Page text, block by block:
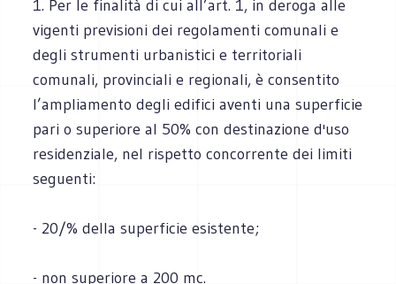
1. Per le finalità di cui all’art. 1, in deroga alle
vigenti previsioni dei regolamenti comunali e
degli strumenti urbanistici e territoriali
comunali, provinciali e regionali, è consentito
l’ampliamento degli edifici aventi una superficie
pari o superiore al 50% con destinazione d'uso
residenziale, nel rispetto concorrente dei limiti
seguenti:
- 20/% della superficie esistente;
- non superiore a 200 mc.